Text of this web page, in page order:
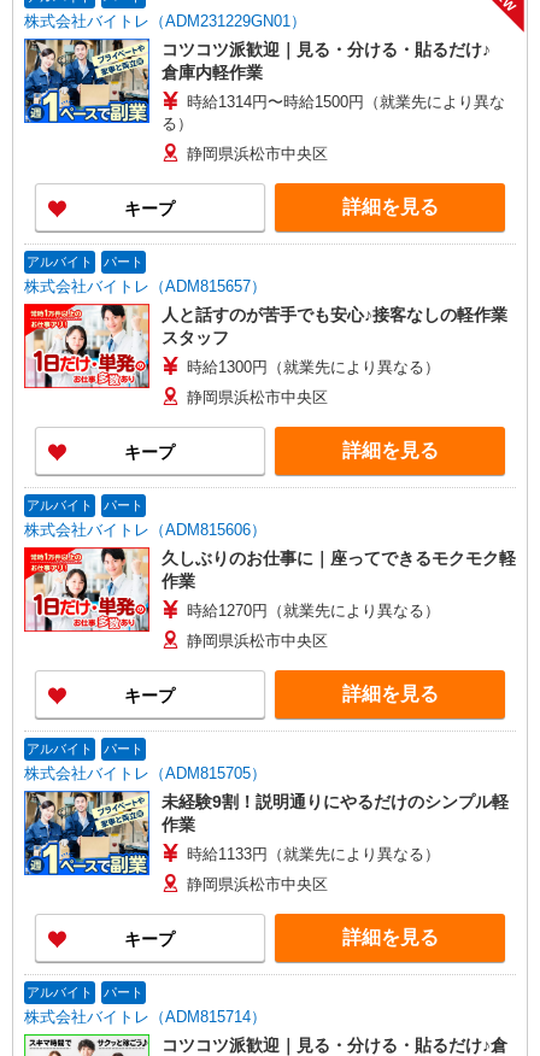
株式会社バイトレ（ADM231229GN01）
コツコツ派歓迎｜見る・分ける・貼るだけ♪
倉庫内軽作業
時給1314円〜時給1500円（就業先により異な
る）
静岡県浜松市中央区
キープ 詳細を見る
アルバイト パート
株式会社バイトレ（ADM815657）
人と話すのが苦手でも安心♪接客なしの軽作業
スタッフ
時給1300円（就業先により異なる）
静岡県浜松市中央区
キープ 詳細を見る
アルバイト パート
株式会社バイトレ（ADM815606）
久しぶりのお仕事に｜座ってできるモクモク軽
作業
時給1270円（就業先により異なる）
静岡県浜松市中央区
キープ 詳細を見る
アルバイト パート
株式会社バイトレ（ADM815705）
未経験9割！説明通りにやるだけのシンプル軽
作業
時給1133円（就業先により異なる）
静岡県浜松市中央区
キープ 詳細を見る
アルバイト パート
株式会社バイトレ（ADM815714）
コツコツ派歓迎｜見る・分ける・貼るだけ♪倉